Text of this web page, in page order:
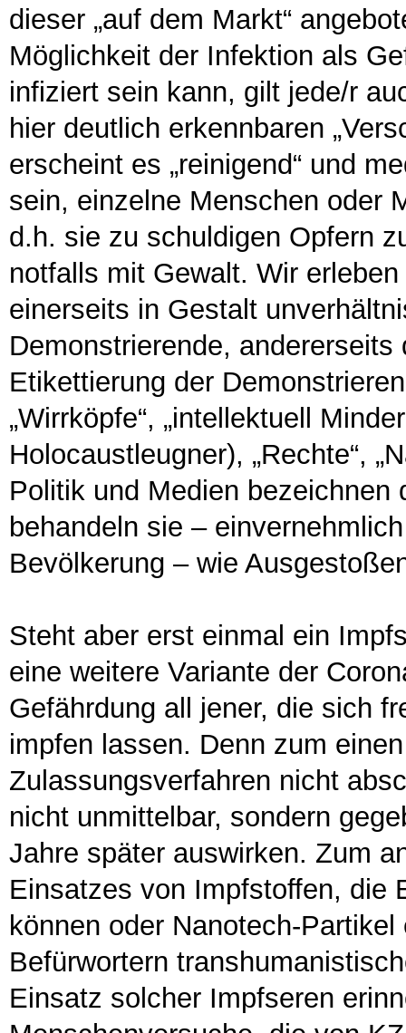
dieser „auf dem Markt“
Möglichkeit der Infektion als
infiziert sein kann, gilt jede/r
hier deutlich erkennbaren
erscheint es „reinigend“ und
sein, einzelne Menschen oder
d.h. sie zu schuldigen Opfern
notfalls mit Gewalt. Wir
einerseits in Gestalt
Demonstrierende,
Etikettierung der
„Wirrköpfe“, „intellektuell
Holocaustleugner), „Rechte“,
Politik und Medien
behandeln sie –
Bevölkerung – wie
Steht aber erst einmal ein
eine weitere Variante der
Gefährdung all jener, die sich
impfen lassen. Denn zum
Zulassungsverfahren nicht
nicht unmittelbar, sondern
Jahre später auswirken. Zum
Einsatzes von Impfstoffen, die
können oder Nanotech-
Befürwortern
Einsatz solcher Impfseren